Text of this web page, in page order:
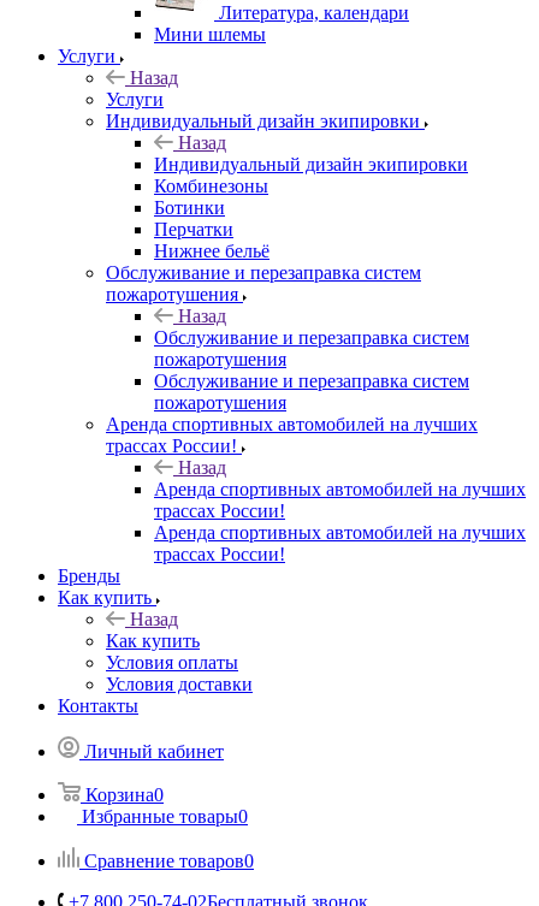
Литература, календари
Мини шлемы
Услуги
Назад
Услуги
Индивидуальный дизайн экипировки
Назад
Индивидуальный дизайн экипировки
Комбинезоны
Ботинки
Перчатки
Нижнее бельё
Обслуживание и перезаправка систем
пожаротушения
Назад
Обслуживание и перезаправка систем
пожаротушения
Обслуживание и перезаправка систем
пожаротушения
Аренда спортивных автомобилей на лучших
трассах России!
Назад
Аренда спортивных автомобилей на лучших
трассах России!
Аренда спортивных автомобилей на лучших
трассах России!
Бренды
Как купить
Назад
Как купить
Условия оплаты
Условия доставки
Контакты
Личный кабинет
Корзина0
Избранные товары0
Сравнение товаров0
+7 800 250-74-02Бесплатный звонок